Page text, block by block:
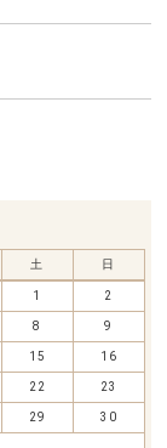
土 日
1 2
8 9
15 16
22 23
29 30